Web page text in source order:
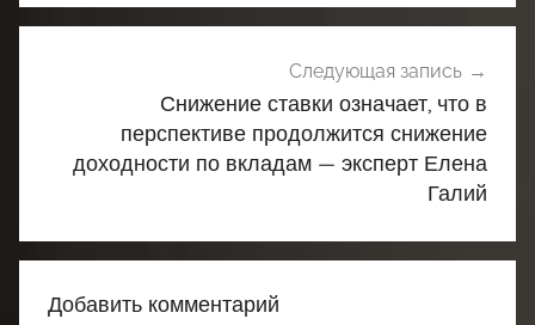
Следующая запись
Снижение ставки означает, что в
перспективе продолжится снижение
доходности по вкладам — эксперт Елена
Галий
Добавить комментарий